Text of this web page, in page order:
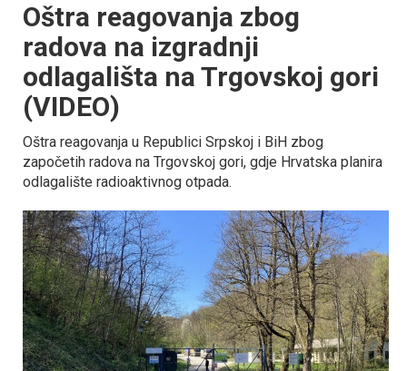
Oštra reagovanja zbog
radova na izgradnji
odlagališta na Trgovskoj gori
(VIDEO)
Oštra reagovanja u Republici Srpskoj i BiH zbog
započetih radova na Trgovskoj gori, gdje Hrvatska planira
odlagalište radioaktivnog otpada.